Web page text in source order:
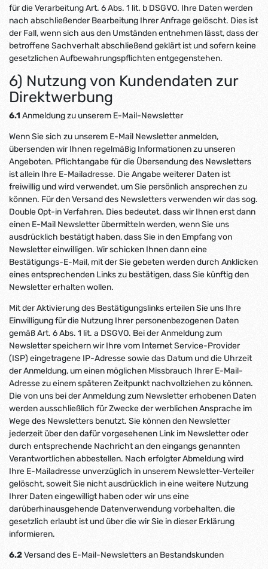
für die Verarbeitung Art. 6 Abs. 1 lit. b DSGVO. Ihre Daten werden
nach abschließender Bearbeitung Ihrer Anfrage gelöscht. Dies ist
der Fall, wenn sich aus den Umständen entnehmen lässt, dass der
betroffene Sachverhalt abschließend geklärt ist und sofern keine
gesetzlichen Aufbewahrungspflichten entgegenstehen.
6) Nutzung von Kundendaten zur
Direktwerbung
6.1 Anmeldung zu unserem E-Mail-Newsletter
Wenn Sie sich zu unserem E-Mail Newsletter anmelden,
übersenden wir Ihnen regelmäßig Informationen zu unseren
Angeboten. Pflichtangabe für die Übersendung des Newsletters
ist allein Ihre E-Mailadresse. Die Angabe weiterer Daten ist
freiwillig und wird verwendet, um Sie persönlich ansprechen zu
können. Für den Versand des Newsletters verwenden wir das sog.
Double Opt-in Verfahren. Dies bedeutet, dass wir Ihnen erst dann
einen E-Mail Newsletter übermitteln werden, wenn Sie uns
ausdrücklich bestätigt haben, dass Sie in den Empfang von
Newsletter einwilligen. Wir schicken Ihnen dann eine
Bestätigungs-E-Mail, mit der Sie gebeten werden durch Anklicken
eines entsprechenden Links zu bestätigen, dass Sie künftig den
Newsletter erhalten wollen.
Mit der Aktivierung des Bestätigungslinks erteilen Sie uns Ihre
Einwilligung für die Nutzung Ihrer personenbezogenen Daten
gemäß Art. 6 Abs. 1 lit. a DSGVO. Bei der Anmeldung zum
Newsletter speichern wir Ihre vom Internet Service-Provider
(ISP) eingetragene IP-Adresse sowie das Datum und die Uhrzeit
der Anmeldung, um einen möglichen Missbrauch Ihrer E-Mail-
Adresse zu einem späteren Zeitpunkt nachvollziehen zu können.
Die von uns bei der Anmeldung zum Newsletter erhobenen Daten
werden ausschließlich für Zwecke der werblichen Ansprache im
Wege des Newsletters benutzt. Sie können den Newsletter
jederzeit über den dafür vorgesehenen Link im Newsletter oder
durch entsprechende Nachricht an den eingangs genannten
Verantwortlichen abbestellen. Nach erfolgter Abmeldung wird
Ihre E-Mailadresse unverzüglich in unserem Newsletter-Verteiler
gelöscht, soweit Sie nicht ausdrücklich in eine weitere Nutzung
Ihrer Daten eingewilligt haben oder wir uns eine
darüberhinausgehende Datenverwendung vorbehalten, die
gesetzlich erlaubt ist und über die wir Sie in dieser Erklärung
informieren.
6.2Versand des E-Mail-Newsletters an Bestandskunden